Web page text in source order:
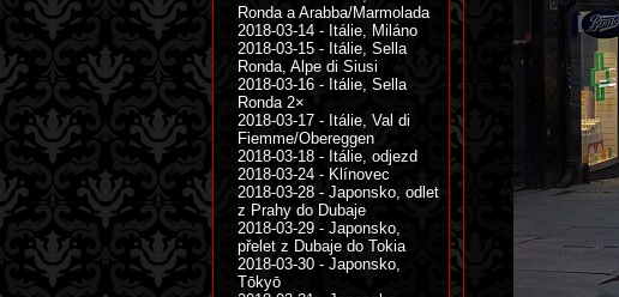
Ronda a Arabba/Marmolada
2018-03-14 - Itálie, Miláno
2018-03-15 - Itálie, Sella
Ronda, Alpe di Siusi
2018-03-16 - Itálie, Sella
Ronda 2×
2018-03-17 - Itálie, Val di
Fiemme/Obereggen
2018-03-18 - Itálie, odjezd
2018-03-24 - Klínovec
2018-03-28 - Japonsko, odlet
z Prahy do Dubaje
2018-03-29 - Japonsko,
přelet z Dubaje do Tokia
2018-03-30 - Japonsko,
Tōkyō